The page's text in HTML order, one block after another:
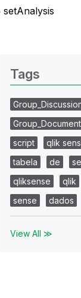
Tags
script
qlik
tabela
de
qliksense
qlik
sense
dados
View All ≫